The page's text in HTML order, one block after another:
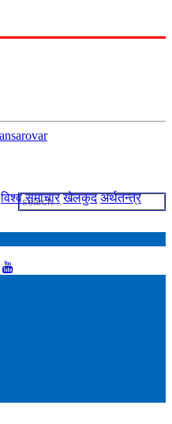
विश्व समाचार खेलकुद अर्थतन्त्र